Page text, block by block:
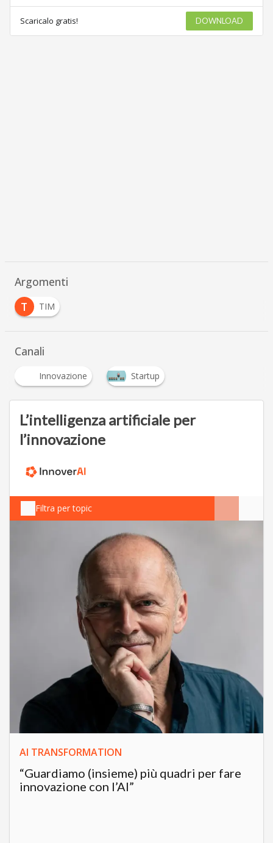
Scaricalo gratis! DOWNLOAD
Argomenti
T
TIM
Canali
Innovazione Startup
L’intelligenza artificiale per
l’innovazione
Filtra per topic
AI TRANSFORMATION
“Guardiamo (insieme) più quadri per fare
innovazione con l’AI”